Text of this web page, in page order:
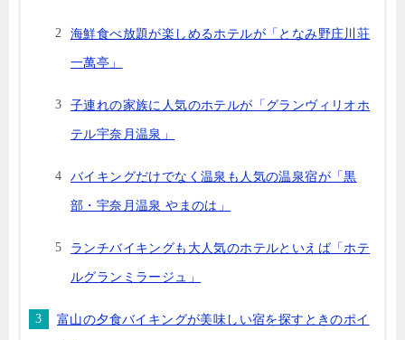
海鮮食べ放題が楽しめるホテルが「となみ野庄川荘
一萬亭」
子連れの家族に人気のホテルが「グランヴィリオホ
テル宇奈月温泉」
バイキングだけでなく温泉も人気の温泉宿が「黒
部・宇奈月温泉 やまのは」
ランチバイキングも大人気のホテルといえば「ホテ
ルグランミラージュ」
富山の夕食バイキングが美味しい宿を探すときのポイ